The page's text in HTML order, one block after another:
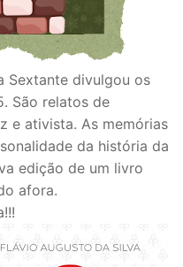
Sextante divulgou os
São relatos de
e ativista. As memórias
da história da
edição de um livro
afora.